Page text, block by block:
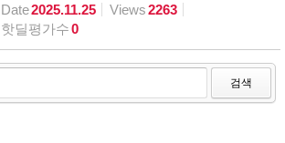
Date2025.11.25 Views2263
핫딜평가수0
검색